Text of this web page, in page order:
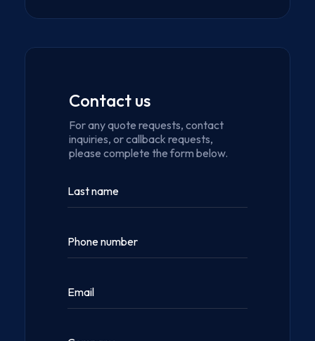
Contact us
For any quote requests, contact
inquiries, or callback requests,
please complete the form below.